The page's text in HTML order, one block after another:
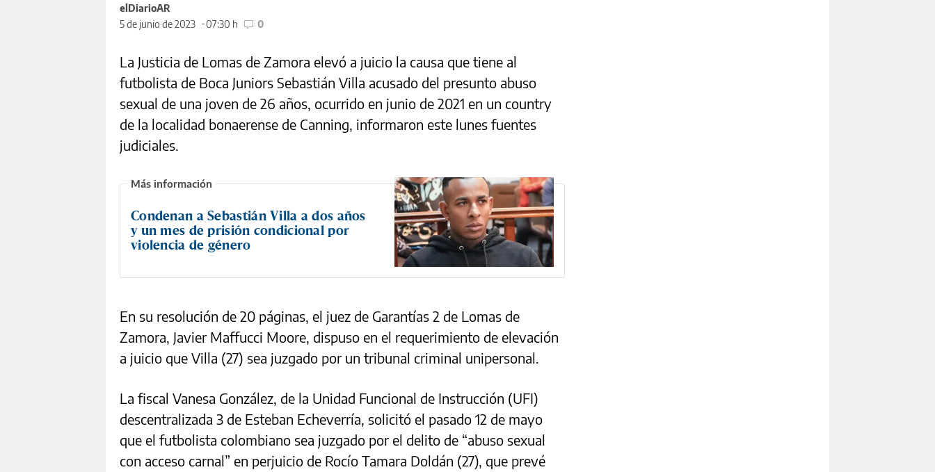
elDiarioAR
5 de junio de 2023
07:30 h 0
La Justicia de Lomas de Zamora elevó a juicio la causa que tiene al
futbolista de Boca Juniors Sebastián Villa acusado del presunto abuso
sexual de una joven de 26 años, ocurrido en junio de 2021 en un country
de la localidad bonaerense de Canning, informaron este lunes fuentes
judiciales.
Condenan a Sebastián Villa a dos años
y un mes de prisión condicional por
violencia de género
En su resolución de 20 páginas, el juez de Garantías 2 de Lomas de
Zamora, Javier Maffucci Moore, dispuso en el requerimiento de elevación
a juicio que Villa (27) sea juzgado por un tribunal criminal unipersonal.
La fiscal Vanesa González, de la Unidad Funcional de Instrucción (UFI)
descentralizada 3 de Esteban Echeverría, solicitó el pasado 12 de mayo
que el futbolista colombiano sea juzgado por el delito de “abuso sexual
con acceso carnal” en perjuicio de Rocío Tamara Doldán (27), que prevé